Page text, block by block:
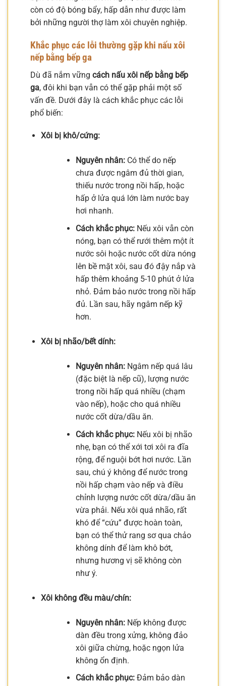
còn có độ bóng bẩy, hấp dẫn như được làm
bởi những người thợ làm xôi chuyên nghiệp.
Khắc phục các lỗi thường gặp khi nấu xôi
nếp bằng bếp ga
Dù đã nắm vững cách nấu xôi nếp bằng bếp
ga, đôi khi bạn vẫn có thể gặp phải một số
vấn đề. Dưới đây là cách khắc phục các lỗi
phổ biến:
Xôi bị khô/cứng:
Nguyên nhân:Có thể do nếp
chưa được ngâm đủ thời gian,
thiếu nước trong nồi hấp, hoặc
hấp ở lửa quá lớn làm nước bay
hơi nhanh.
Cách khắc phục:Nếu xôi vẫn còn
nóng, bạn có thể rưới thêm một ít
nước sôi hoặc nước cốt dừa nóng
lên bề mặt xôi, sau đó đậy nắp và
hấp thêm khoảng 5-10 phút ở lửa
nhỏ. Đảm bảo nước trong nồi hấp
đủ. Lần sau, hãy ngâm nếp kỹ
hơn.
Xôi bị nhão/bết dính:
Nguyên nhân:Ngâm nếp quá lâu
(đặc biệt là nếp cũ), lượng nước
trong nồi hấp quá nhiều (chạm
vào nếp), hoặc cho quá nhiều
nước cốt dừa/dầu ăn.
Cách khắc phục:Nếu xôi bị nhão
nhẹ, bạn có thể xới tơi xôi ra đĩa
rộng, để nguội bớt hơi nước. Lần
sau, chú ý không để nước trong
nồi hấp chạm vào nếp và điều
chỉnh lượng nước cốt dừa/dầu ăn
vừa phải. Nếu xôi quá nhão, rất
khó để “cứu” được hoàn toàn,
bạn có thể thử rang sơ qua chảo
không dính để làm khô bớt,
nhưng hương vị sẽ không còn
như ý.
Xôi không đều màu/chín:
Nguyên nhân:Nếp không được
dàn đều trong xửng, không đảo
xôi giữa chừng, hoặc ngọn lửa
không ổn định.
Cách khắc phục:Đảm bảo dàn